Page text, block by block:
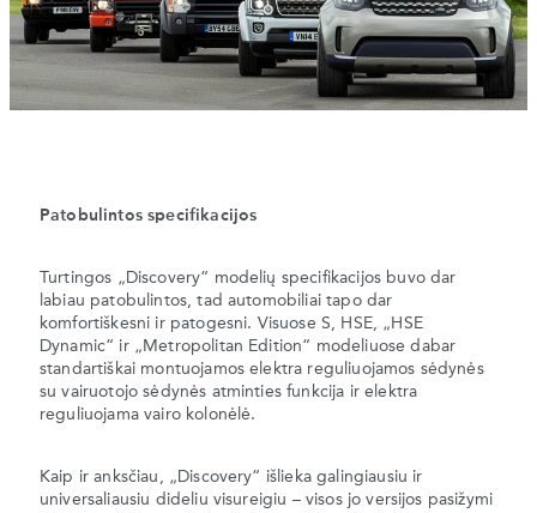
Patobulintos specifikacijos
Turtingos „Discovery“ modelių specifikacijos buvo dar
labiau patobulintos, tad automobiliai tapo dar
komfortiškesni ir patogesni. Visuose S, HSE, „HSE
Dynamic“ ir „Metropolitan Edition“ modeliuose dabar
standartiškai montuojamos elektra reguliuojamos sėdynės
su vairuotojo sėdynės atminties funkcija ir elektra
reguliuojama vairo kolonėlė.
Kaip ir anksčiau, „Discovery“ išlieka galingiausiu ir
universaliausiu dideliu visureigiu – visos jo versijos pasižymi